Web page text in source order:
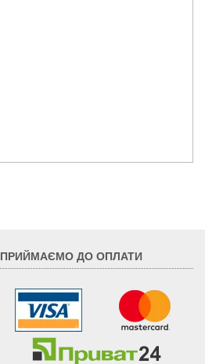
ПРИЙМАЄМО ДО ОПЛАТИ